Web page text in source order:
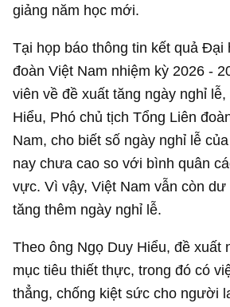
giảng năm học mới.
Tại họp báo thông tin kết quả Đại
đoàn Việt Nam nhiệm kỳ 2026 -
viên về đề xuất tăng ngày nghỉ
Hiểu, Phó chủ tịch Tổng Liên
Nam, cho biết số ngày nghỉ lễ
nay chưa cao so với bình quân
vực. Vì vậy, Việt Nam vẫn còn
tăng thêm ngày nghỉ lễ.
Theo ông Ngọ Duy Hiểu, đề xuất
mục tiêu thiết thực, trong đó có
thẳng, chống kiệt sức cho người